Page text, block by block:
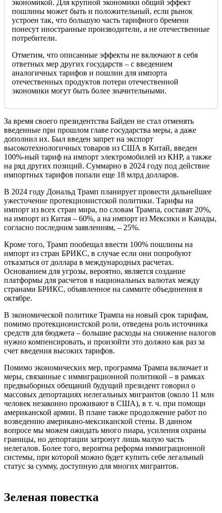
экономикой. Для крупной экономики общий эффект
пошлины может быть и положительный, если рынок
устроен так, что большую часть тарифного бремени
понесут иностранные производители, а не отечественные
потребители.
Отметим, что описанные эффекты не включают в себя
ответных мер других государств – с введением
аналогичных тарифов и пошлин для импорта
отечественных продуктов потери отечественной
экономики могут быть более значительными.
За время своего президентства Байден не стал отменять
введенные при прошлом главе государства меры, а даже
дополнил их. Был введен запрет на экспорт
высокотехнологичных товаров из США в Китай, введен
100%-ный тариф на импорт электромобилей из КНР, а также
на ряд других позиций. Суммарно в 2024 году под действие
импортных тарифов попали еще 18 млрд долларов.
В 2024 году Дональд Трамп планирует провести дальнейшее
ужесточение протекционистской политики. Тарифы на
импорт из всех стран мира, по словам Трампа, составят 20%,
на импорт из Китая – 60%, а на импорт из Мексики и Канады,
согласно последним заявлениям, – 25%.
Кроме того, Трамп пообещал ввести 100% пошлины на
импорт из стран БРИКС, в случае если они попробуют
отказаться от доллара в международных расчетах.
Основанием для угрозы, вероятно, является создание
платформы для расчетов в национальных валютах между
странами БРИКС, объявленное на саммите объединения в
октябре.
В экономической политике Трампа на новый срок тарифам,
помимо протекционистской роли, отведена роль источника
средств для бюджета – большие расходы на снижение налогов
нужно компенсировать, и произойти это должно как раз за
счет введения высоких тарифов.
Помимо экономических мер, программа Трампа включает и
меры, связанные с иммиграционной политикой – в рамках
предвыборных обещаний будущий президент говорил о
массовых депортациях нелегальных мигрантов (около 11 млн
человек незаконно проживают в США), в т. ч. при помощи
американской армии. В плане также продолжение работ по
возведению американо-мексиканской стены. В данном
вопросе мы можем ожидать много пиара, усиления охраны
границы, но депортации затронут лишь малую часть
нелегалов. Более того, вероятна реформа иммиграционной
системы, при которой можно будет купить себе легальный
статус за сумму, доступную для многих мигрантов.
Зеленая повестка